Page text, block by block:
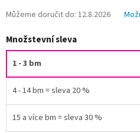
Můžeme doručit do: 12.8.2026
Množstevní sleva
1 - 3 bm
4 - 14 bm = sleva 20 %
15 a více bm = sleva 30 %